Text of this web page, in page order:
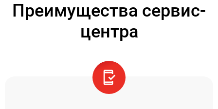
Преимущества сервис-
центра